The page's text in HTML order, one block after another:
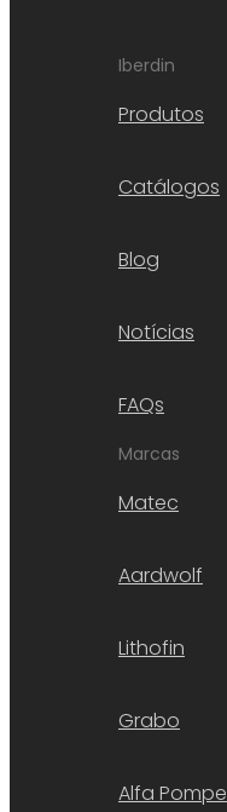
Iberdin
Produtos
Catálogos
Blog
Notícias
FAQs
Marcas
Matec
Aardwolf
Lithofin
Grabo
Alfa Pompe